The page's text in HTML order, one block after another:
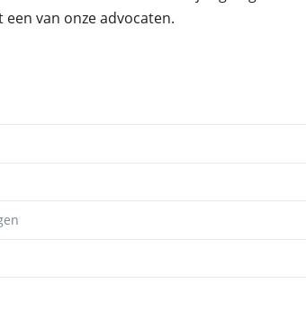
een van onze advocaten.